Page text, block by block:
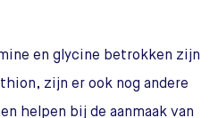
en glycine betrokken zijn
zijn er ook nog andere
helpen bij de aanmaak van